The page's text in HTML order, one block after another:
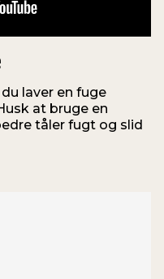
laver en fuge
at bruge en
tåler fugt og slid